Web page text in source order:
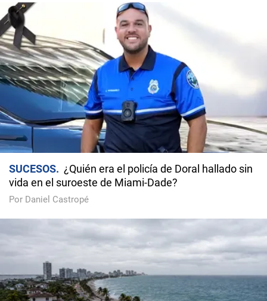
SUCESOS
¿Quién era el policía de Doral hallado sin
vida en el suroeste de Miami-Dade?
Por Daniel Castropé